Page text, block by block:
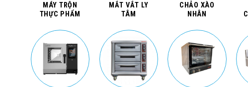
MÁY TRỘN
THỰC PHẨM
MẮT VẮT LY
TÂM
CHẢO XÀO
NHÂN